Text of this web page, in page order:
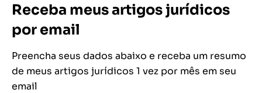
Receba meus artigos jurídicos
por email
Preencha seus dados abaixo e receba um resumo
de meus artigos jurídicos 1 vez por mês em seu
email